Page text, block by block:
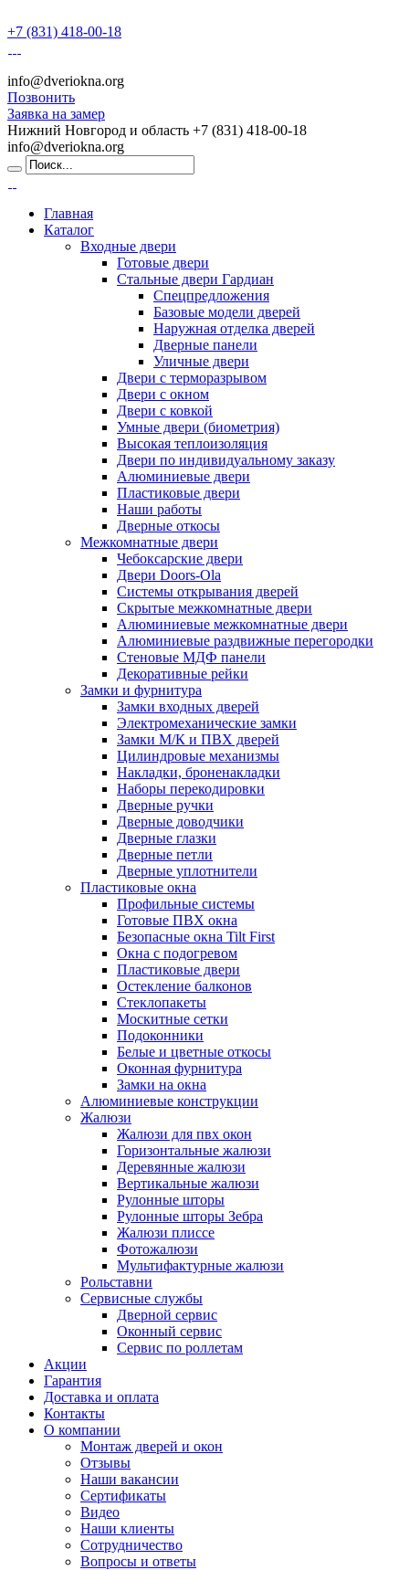
+7 (831) 418-00-18
info@dveriokna.org
Позвонить
Заявка на замер
Нижний Новгород и область +7 (831) 418-00-18
info@dveriokna.org
Главная
Каталог
Входные двери
Готовые двери
Стальные двери Гардиан
Спецпредложения
Базовые модели дверей
Наружная отделка дверей
Дверные панели
Уличные двери
Двери с терморазрывом
Двери с окном
Двери с ковкой
Умные двери (биометрия)
Высокая теплоизоляция
Двери по индивидуальному заказу
Алюминиевые двери
Пластиковые двери
Наши работы
Дверные откосы
Межкомнатные двери
Чебоксарские двери
Двери Doors-Ola
Системы открывания дверей
Скрытые межкомнатные двери
Алюминиевые межкомнатные двери
Алюминиевые раздвижные перегородки
Стеновые МДФ панели
Декоративные рейки
Замки и фурнитура
Замки входных дверей
Электромеханические замки
Замки М/К и ПВХ дверей
Цилиндровые механизмы
Накладки, броненакладки
Наборы перекодировки
Дверные ручки
Дверные доводчики
Дверные глазки
Дверные петли
Дверные уплотнители
Пластиковые окна
Профильные системы
Готовые ПВХ окна
Безопасные окна Tilt First
Окна с подогревом
Пластиковые двери
Остекление балконов
Стеклопакеты
Москитные сетки
Подоконники
Белые и цветные откосы
Оконная фурнитура
Замки на окна
Алюминиевые конструкции
Жалюзи
Жалюзи для пвх окон
Горизонтальные жалюзи
Деревянные жалюзи
Вертикальные жалюзи
Рулонные шторы
Рулонные шторы Зебра
Жалюзи плиссе
Фотожалюзи
Мультифактурные жалюзи
Рольставни
Сервисные службы
Дверной сервис
Оконный сервис
Сервис по роллетам
Акции
Гарантия
Доставка и оплата
Контакты
О компании
Монтаж дверей и окон
Отзывы
Наши вакансии
Сертификаты
Видео
Наши клиенты
Сотрудничество
Вопросы и ответы